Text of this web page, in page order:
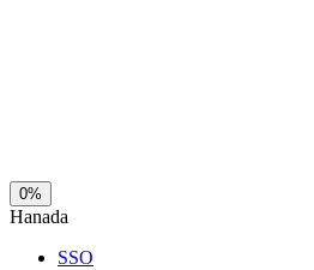
0%
Hanada
SSO